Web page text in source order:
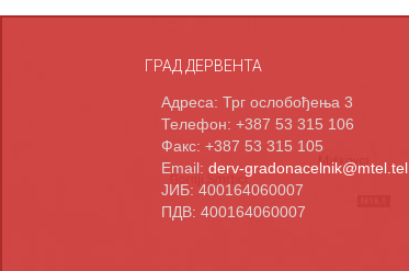
ГРАД ДЕРВЕНТА
Адреса: Трг ослобођења 3
Телефон: +387 53 315 106
Факс: +387 53 315 105
Email: derv-gradonacelnik@mtel.tel
ЈИБ: 400164060007
ПДВ: 400164060007